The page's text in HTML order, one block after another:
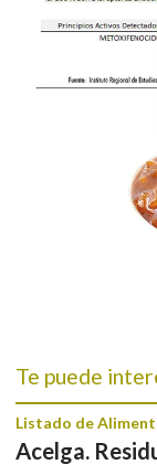
Te puede
Acelga.
Listado de